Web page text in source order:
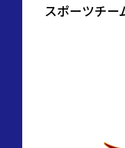
スポーツチー